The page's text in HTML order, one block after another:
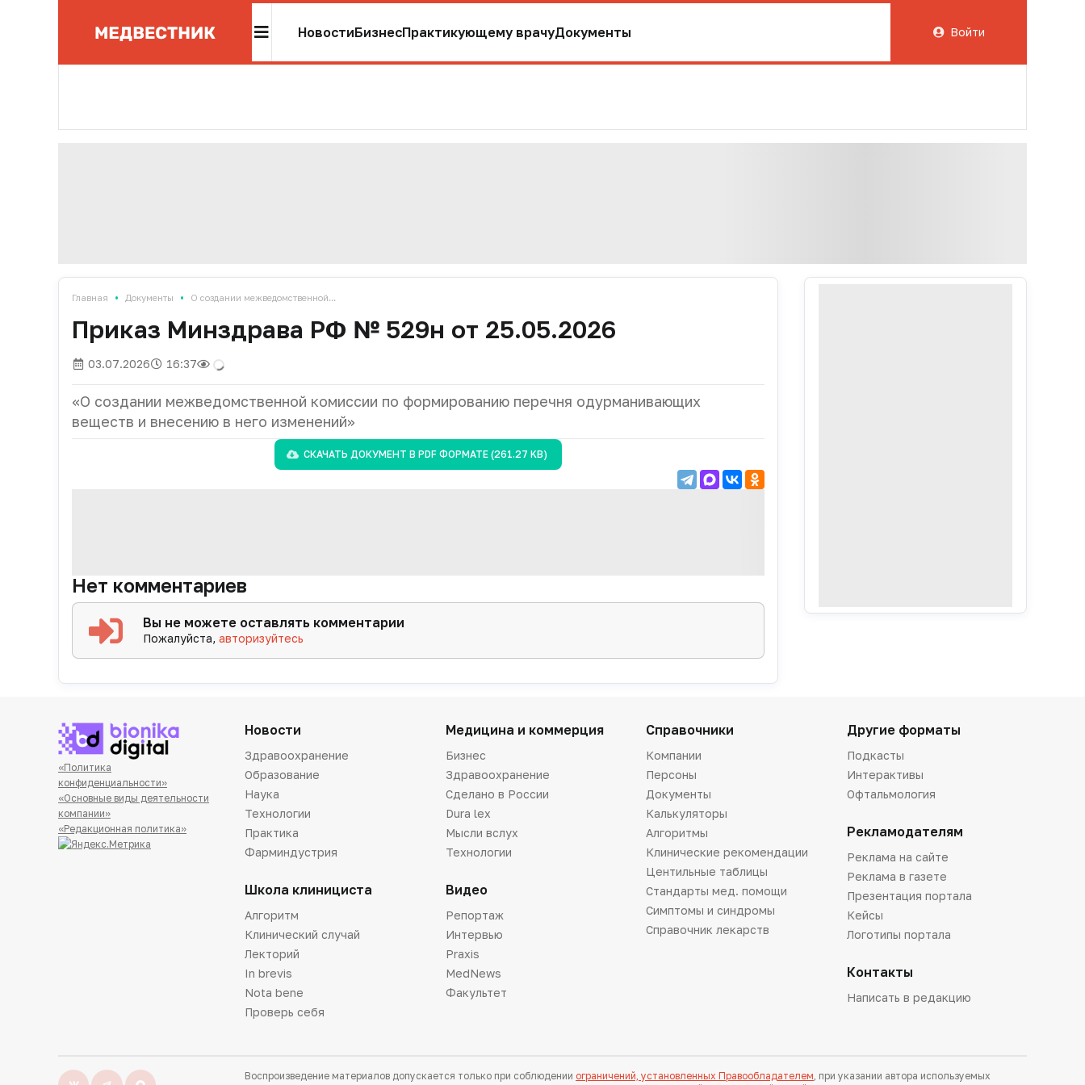
НовостиБизнесПрактикующему врачуДокументы Войти
Главная • Документы • О создании межведомственной...
Приказ Минздрава РФ № 529н от 25.05.2026
03.07.2026 16:37
«О создании межведомственной комиссии по формированию перечня одурманивающих
веществ и внесению в него изменений»
СКАЧАТЬ ДОКУМЕНТ В PDFФОРМАТЕ (261.27 KB)
Нет комментариев
Вы не можете оставлять комментарии
Пожалуйста,авторизуйтесь
«Политика
конфиденциальности»
«Основные виды деятельности
компании»
«Редакционная политика»
Новости
Здравоохранение
Образование
Наука
Технологии
Практика
Фарминдустрия
Школа клинициста
Алгоритм
Клинический случай
Лекторий
In brevis
Nota bene
Проверь себя
Медицина и коммерция
Бизнес
Здравоохранение
Сделано в России
Dura lex
Мысли вслух
Технологии
Видео
Репортаж
Интервью
Praxis
MedNews
Факультет
Справочники
Компании
Персоны
Документы
Калькуляторы
Алгоритмы
Клинические рекомендации
Центильные таблицы
Стандарты мед. помощи
Симптомы и синдромы
Справочник лекарств
Другие форматы
Подкасты
Интерактивы
Офтальмология
Рекламодателям
Реклама на сайте
Реклама в газете
Презентация портала
Кейсы
Логотипы портала
Контакты
Написать в редакцию
Воспроизведение материалов допускается только при соблюдении ограничений, установленных Правообладателем, при указании автора используемых